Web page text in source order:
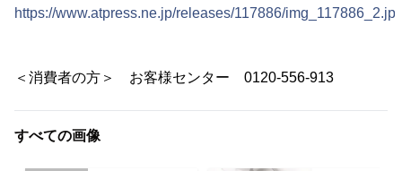
https://www.atpress.ne.jp/releases/117886/
＜消費者の方＞ お客様センター 0120-556-913
すべての画像